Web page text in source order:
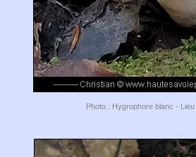
Photo : Hygrophore blanc -